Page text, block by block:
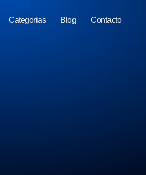
Categorias Blog Contacto